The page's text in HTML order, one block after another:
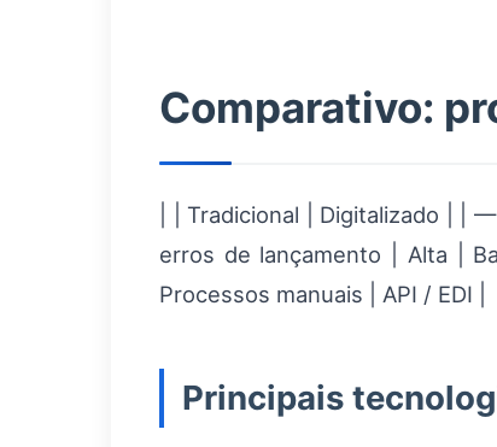
Comparativo:
| | Tradicional | Digitalizado | |
erros de lançamento | Alta |
Processos manuais | API / EDI |
Principais